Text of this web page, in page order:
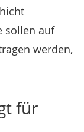
sollen auf
werden,
für